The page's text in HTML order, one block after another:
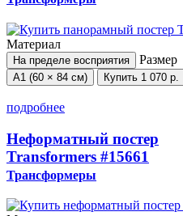
Материал
На пределе восприятия Размер
А1 (60 × 84 см) Купить 1 070 р.
подробнее
Неформатный постер
Transformers #15661
Трансформеры